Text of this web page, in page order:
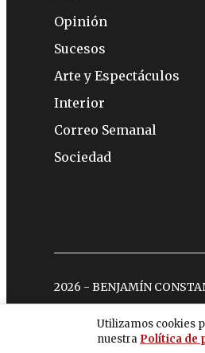
Utilizamos cookies
nuestra Política de
Opinión
Sucesos
Arte y Espectáculos
Interior
Correo Semanal
Sociedad
2026 - BENJAMÍN